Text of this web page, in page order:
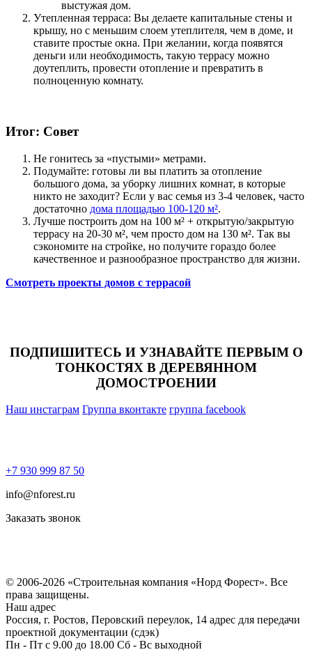
выстужая дом.
Утепленная терраса: Вы делаете капитальные стены и
крышу, но с меньшим слоем утеплителя, чем в доме, и
ставите простые окна. При желании, когда появятся
деньги или необходимость, такую террасу можно
доутеплить, провести отопление и превратить в
полноценную комнату.
Итог: Совет
Не гонитесь за «пустыми» метрами.
Подумайте: готовы ли вы платить за отопление
большого дома, за уборку лишних комнат, в которые
никто не заходит? Если у вас семья из 3-4 человек, часто
достаточно дома площадью 100-120 м².
Лучше построить дом на 100 м² + открытую/закрытую
террасу на 20-30 м², чем просто дом на 130 м². Так вы
сэкономите на стройке, но получите гораздо более
качественное и разнообразное пространство для жизни.
Смотреть проекты домов с террасой
ПОДПИШИТЕСЬ И УЗНАВАЙТЕ ПЕРВЫМ О
ТОНКОСТЯХ В ДЕРЕВЯННОМ
ДОМОСТРОЕНИИ
Наш инстаграм Группа вконтакте группа facebook
+7 930 999 87 50
info@nforest.ru
Заказать звонок
© 2006-2026 «Строительная компания «Норд Форест». Все
права защищены.
Наш адрес
Россия, г. Ростов, Перовский переулок, 14 адрес для передачи
проектной документации (сдэк)
Пн - Пт с 9.00 до 18.00 Сб - Вс выходной